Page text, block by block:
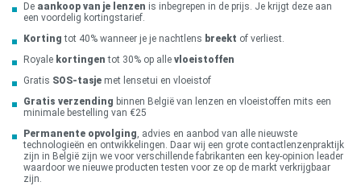
De aankoop van je lenzen is inbegrepen in de prijs. Je krijgt deze aan
een voordelig kortingstarief.
Kortingtot 40% wanneer je je nachtlens breekt of verliest.
Royale kortingentot 30% op allevloeistoffen
Gratis SOS-tasje met lensetui en vloeistof
Gratis verzending binnen België van lenzen en vloeistoffen mits een
minimale bestelling van €25
Permanente opvolging, advies en aanbod van alle nieuwste
technologieën en ontwikkelingen. Daar wij een grote contactlenzenpraktijk
zijn in België zijn we voor verschillende fabrikanten een key-opinion leader
waardoor we nieuwe producten testen voor ze op de markt verkrijgbaar
zijn.